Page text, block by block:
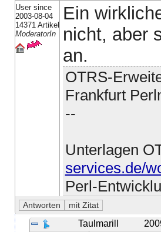
User since
2003-08-04
14371 Artikel
ModeratorIn
Ein
nicht, aber
an.
OTRS-
Frankfurt
--
Unterlagen
services.de/
Perl-
Taulmarill